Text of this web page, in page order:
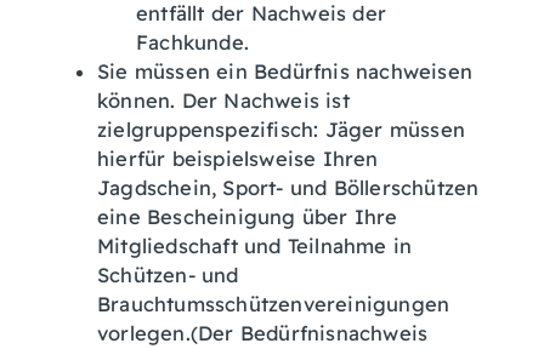
entfällt der Nachweis der
Fachkunde.
Sie müssen ein Bedürfnis nachweisen
können. Der Nachweis ist
zielgruppenspezifisch: Jäger müssen
hierfür beispielsweise Ihren
Jagdschein, Sport- und Böllerschützen
eine Bescheinigung über Ihre
Mitgliedschaft und Teilnahme in
Schützen- und
Brauchtumsschützenvereinigungen
vorlegen.(Der Bedürfnisnachweis